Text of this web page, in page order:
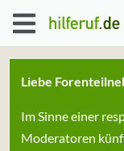
Liebe
Im Sinne einer
Moderatoren